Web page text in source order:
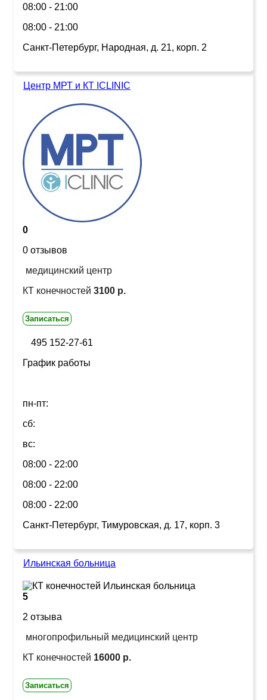
08:00 - 21:00
08:00 - 21:00
Санкт-Петербург, Народная, д. 21, корп. 2
Центр МРТ и КТ ICLINIC
0
0 отзывов
медицинский центр
КТ конечностей 3100 р.
Записаться
495 152-27-61
График работы
пн-пт:
сб:
вс:
08:00 - 22:00
08:00 - 22:00
08:00 - 22:00
Санкт-Петербург, Тимуровская, д. 17, корп. 3
Ильинская больница
5
2 отзыва
многопрофильный медицинский центр
КТ конечностей 16000 р.
Записаться